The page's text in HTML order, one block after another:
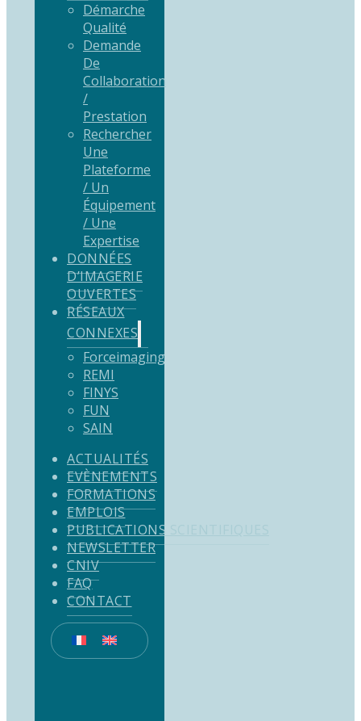
Démarche
Qualité
Demande
De
Collaboration
/
Prestation
Rechercher
Une
Plateforme
/ Un
Équipement
/ Une
Expertise
DONNÉES
D’IMAGERIE
OUVERTES
RÉSEAUX
CONNEXES
Forceimaging
REMI
FINYS
FUN
SAIN
ACTUALITÉS
EVÈNEMENTS
FORMATIONS
EMPLOIS
PUBLICATIONS SCIENTIFIQUES
NEWSLETTER
CNIV
FAQ
CONTACT